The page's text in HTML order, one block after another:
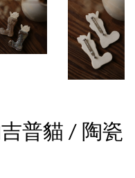
普貓 / 陶瓷